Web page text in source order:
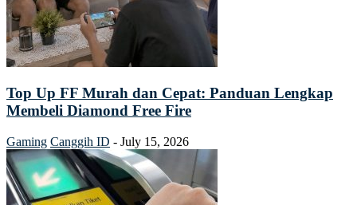
Top Up FF Murah dan Cepat: Panduan Lengkap
Membeli Diamond Free Fire
Gaming Canggih ID - July 15, 2026